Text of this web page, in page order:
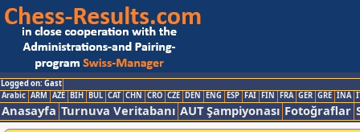
Logged on: Gast
Arabic ARM AZE BIH BUL CAT CHN CRO CZE DEN ENG ESP FAI FIN FRA GER GRE INA
Anasayfa Turnuva Veritabanı AUT Şampiyonası Fotoğraflar